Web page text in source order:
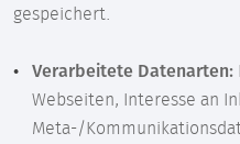
gespeichert.
Verarbeitete Datenarten:
Webseiten, Interesse an
Meta-/